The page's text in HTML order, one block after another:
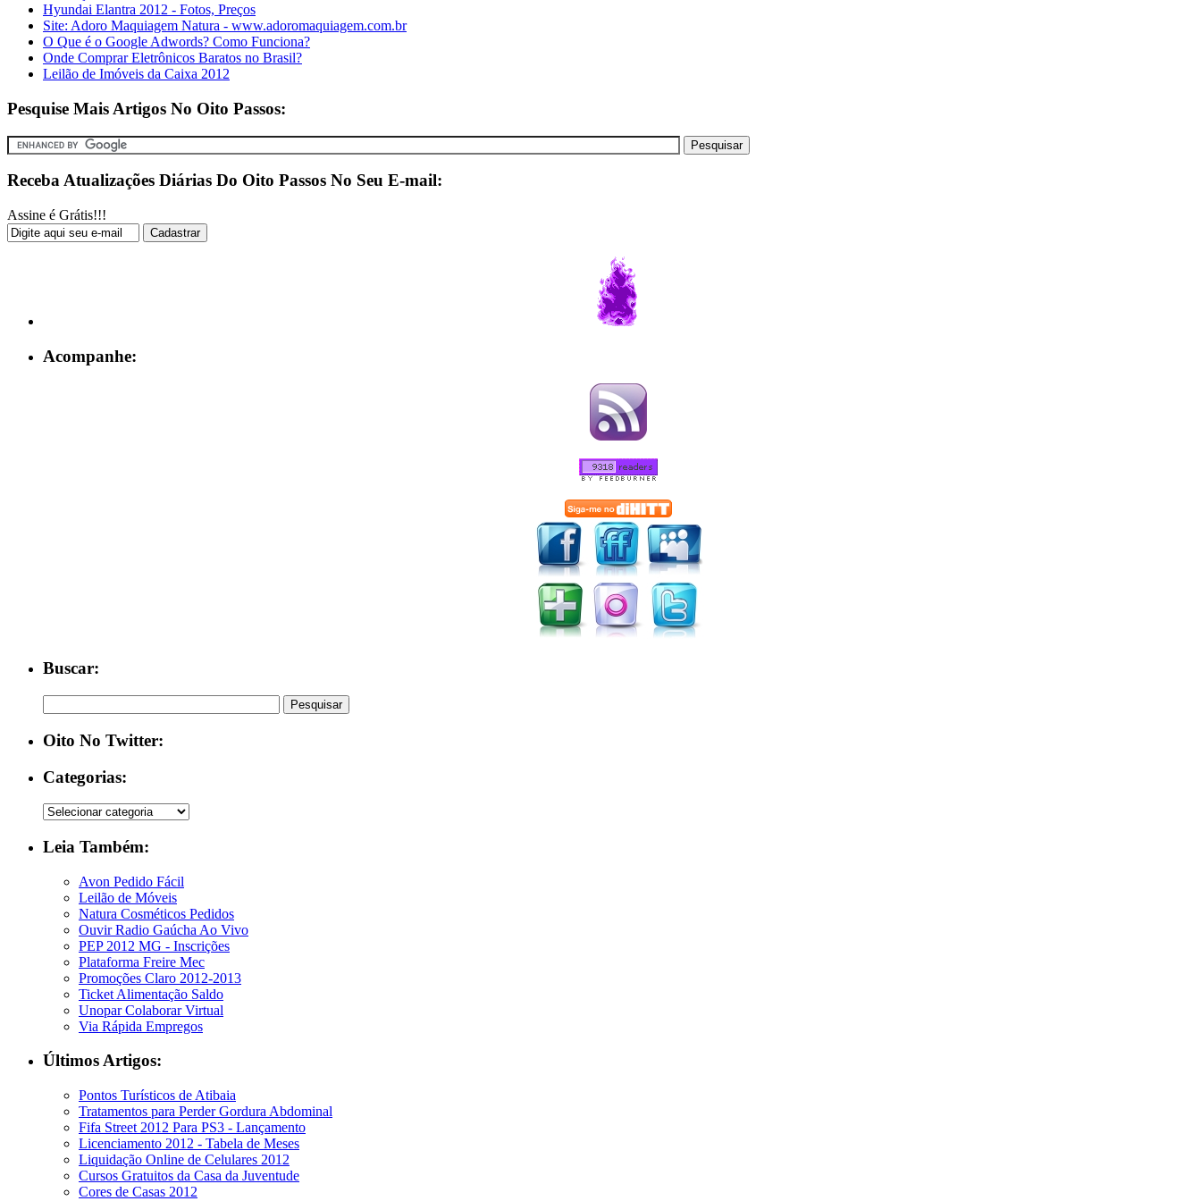
Hyundai Elantra 2012 - Fotos, Preços
Site: Adoro Maquiagem Natura - www.adoromaquiagem.com.br
O Que é o Google Adwords? Como Funciona?
Onde Comprar Eletrônicos Baratos no Brasil?
Leilão de Imóveis da Caixa 2012
Pesquise Mais Artigos No Oito Passos:
Receba Atualizações Diárias Do Oito Passos No Seu E-mail:
Assine é Grátis!!!
Acompanhe:
Buscar:
Oito No Twitter:
Categorias:
Leia Também:
Avon Pedido Fácil
Leilão de Móveis
Natura Cosméticos Pedidos
Ouvir Radio Gaúcha Ao Vivo
PEP 2012 MG - Inscrições
Plataforma Freire Mec
Promoções Claro 2012-2013
Ticket Alimentação Saldo
Unopar Colaborar Virtual
Via Rápida Empregos
Últimos Artigos:
Pontos Turísticos de Atibaia
Tratamentos para Perder Gordura Abdominal
Fifa Street 2012 Para PS3 - Lançamento
Licenciamento 2012 - Tabela de Meses
Liquidação Online de Celulares 2012
Cursos Gratuitos da Casa da Juventude
Cores de Casas 2012